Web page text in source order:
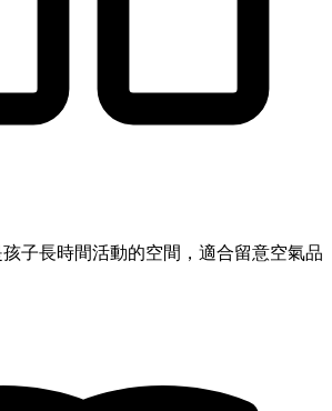
子長時間活動的空間，適合留意空氣品